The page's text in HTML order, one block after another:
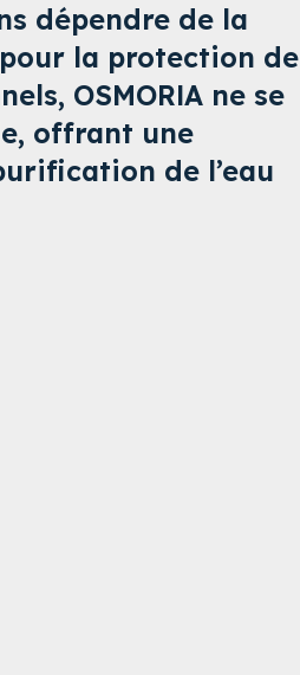
dépendre de la
la protection de
OSMORIA ne se
offrant une
de l’eau